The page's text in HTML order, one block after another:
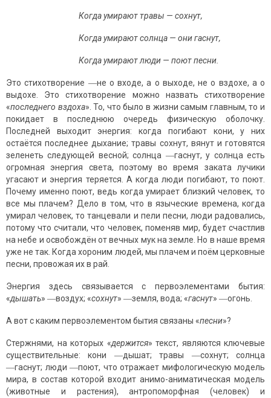
Когда умирают травы — сохнут,
Когда умирают солнца — они гаснут,
Когда умирают люди — поют песни.
Это стихотворение ―не о входе, а о выходе, не о вздохе, а о
выдохе. Это стихотворение можно назвать стихотворение
«последнего вздоха». То, что было в жизни самым главным, то и
покидает в последнюю очередь физическую оболочку.
Последней выходит энергия: когда погибают кони, у них
остаётся последнее дыхание; травы сохнут, вянут и готовятся
зеленеть следующей весной; солнца ―гаснут, у солнца есть
огромная энергия света, поэтому во время заката лучики
угасают и энергия теряется. А когда люди погибают, то поют.
Почему именно поют, ведь когда умирает близкий человек, то
все мы плачем? Дело в том, что в языческие времена, когда
умирал человек, то танцевали и пели песни, люди радовались,
потому что считали, что человек, поменяв мир, будет счастлив
на небе и освобождён от вечных мук на земле. Но в наше время
уже не так. Когда хороним людей, мы плачем и поём церковные
песни, провожая их в рай.
Энергия здесь связывается с первоэлементами бытия:
«дышать» ―воздух; «сохнут» ―земля, вода; «гаснут» ―огонь.
А вот с каким первоэлементом бытия связаны «песни»?
Стержнями, на которых «держится» текст, являются ключевые
существительные: кони ―дышат; травы ―сохнут; солнца
―гаснут; люди ―поют, что отражает мифологическую модель
мира, в состав которой входит анимо-аниматическая модель
(животные и растения), антропоморфная (человек) и